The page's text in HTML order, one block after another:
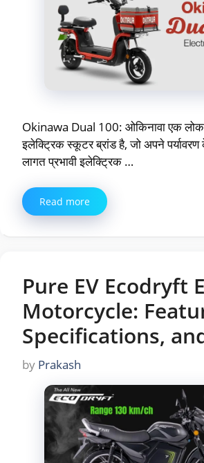
Okinawa Dual 100: ओकिनावा एक
इलेक्ट्रिक स्कूटर ब्रांड है, जो अपने
लागत प्रभावी इलेक्ट्रिक …
Read more
Pure EV Ecodryft
Motorcycle:
Specifications,
by Prakash